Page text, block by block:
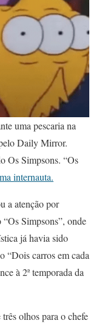
uma pescaria na
Daily Mirror.
Os Simpsons. “Os
internauta.
a atenção por
Simpsons”, onde
já havia sido
“Dois carros em cada
à 2ª temporada da
olhos para o chefe